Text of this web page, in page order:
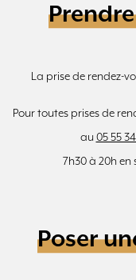
La prise de rendez-
Pour toutes prises de
au 05 55
7h30 à 20h en
Poser